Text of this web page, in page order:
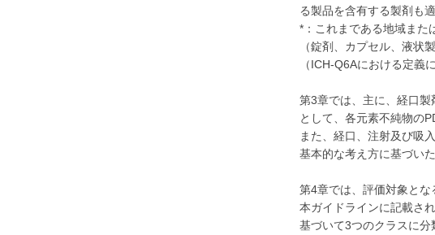
る製品を含有する製剤も
*：これまである地域また
（錠剤、カプセル、液状
（ICH-Q6Aにおける定義
第3章では、主に、経口
として、各元素不純物の
また、経口、注射及び吸
基本的な考え方に基づい
第4章では、評価対象とな
本ガイドラインに記載さ
基づいて3つのクラスに分